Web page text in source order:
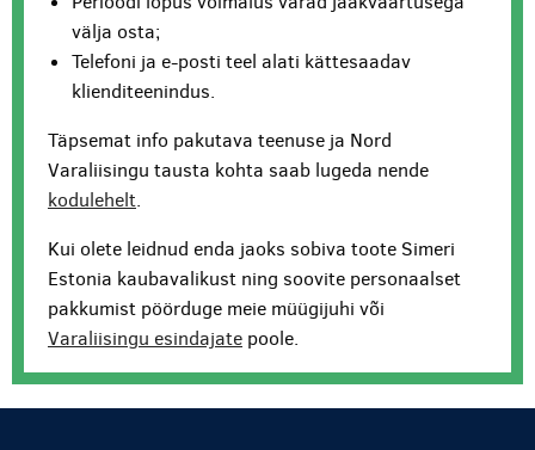
välja osta;
Telefoni ja e-posti teel alati kättesaadav
klienditeenindus.
Täpsemat info pakutava teenuse ja Nord
Varaliisingu tausta kohta saab lugeda nende
kodulehelt.
Kui olete leidnud enda jaoks sobiva toote Simeri
Estonia kaubavalikust ning soovite personaalset
pakkumist pöörduge meie müügijuhi või
Varaliisingu esindajate poole.